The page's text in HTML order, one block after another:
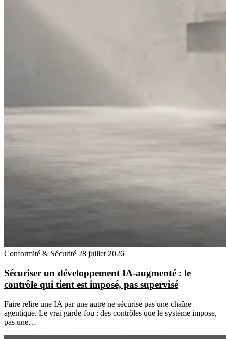
Conformité & Sécurité 28 juillet 2026
Sécuriser un développement IA-augmenté : le
contrôle qui tient est imposé, pas supervisé
Faire relire une IA par une autre ne sécurise pas une chaîne
agentique. Le vrai garde-fou : des contrôles que le système impose,
pas une…